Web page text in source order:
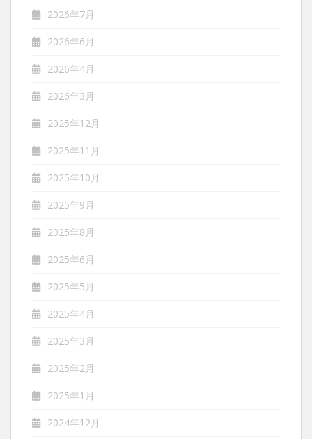
2026年7月
2026年6月
2026年4月
2026年3月
2025年12月
2025年11月
2025年10月
2025年9月
2025年8月
2025年6月
2025年5月
2025年4月
2025年3月
2025年2月
2025年1月
2024年12月